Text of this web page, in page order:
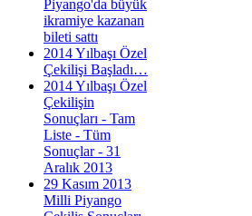
Piyango'da büyük
ikramiye kazanan
bileti sattı
2014 Yılbaşı Özel
Çekilişi Başladı…
2014 Yılbaşı Özel
Çekilişin
Sonuçları - Tam
Liste - Tüm
Sonuçlar - 31
Aralık 2013
29 Kasım 2013
Milli Piyango